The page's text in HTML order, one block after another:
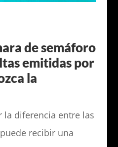
de semáforo
emitidas por
la
la diferencia entre las
recibir una